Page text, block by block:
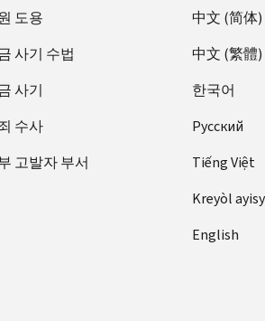
도용
사기 수법
사기
수사
고발자 부서
中文 (简体)
中文 (繁體)
한국어
Pусский
Tiếng Việt
Kreyòl
English